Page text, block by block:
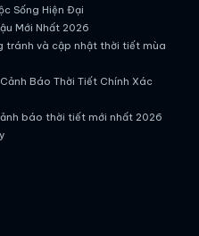
Sống Hiện Đại
Mới Nhất 2026
tránh và cập nhật thời tiết mùa
Báo Thời Tiết Chính Xác
báo thời tiết mới nhất 2026
đại
Báo Thời Tiết Chính Xác
Sống Hiện Đại